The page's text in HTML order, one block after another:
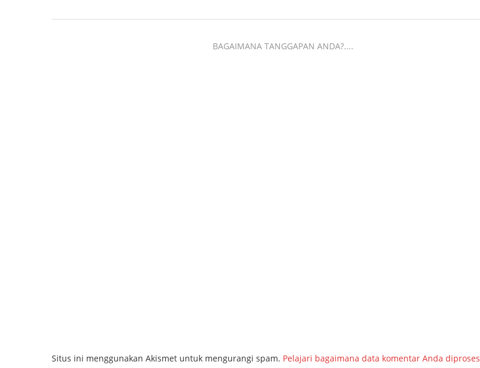
BAGAIMANA TANGGAPAN ANDA?....
Situs ini menggunakan Akismet untuk mengurangi spam. Pelajari bagaimana data komentar Anda diproses